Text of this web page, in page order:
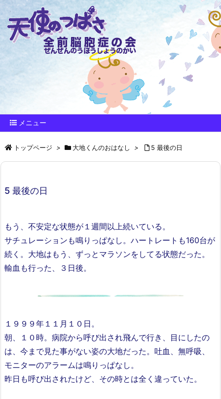
メニュー
トップページ > 大地くんのおはなし > 5 最後の日
5 最後の日
もう、不安定な状態が１週間以上続いている。
サチュレーションも鳴りっぱなし。ハートレートも160台が
続く。大地はもう、ずっとマラソンをしてる状態だった。
輸血も行った、３日後。
１９９９年１１月１０日。
朝、１０時。病院から呼び出され飛んで行き、目にしたの
は、今まで見た事がない姿の大地だった。吐血、無呼吸、
モニターのアラームは鳴りっぱなし。
昨日も呼び出されたけど、その時とは全く違っていた。